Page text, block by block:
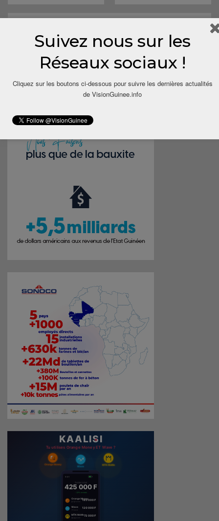
Save my name, email, and website in this browser for the next
time I comment.
Suivez nous sur les
Réseaux sociaux !
Cliquez sur les boutons ci-dessous pour suivre les dernières actualités
de VisionGuinee.info